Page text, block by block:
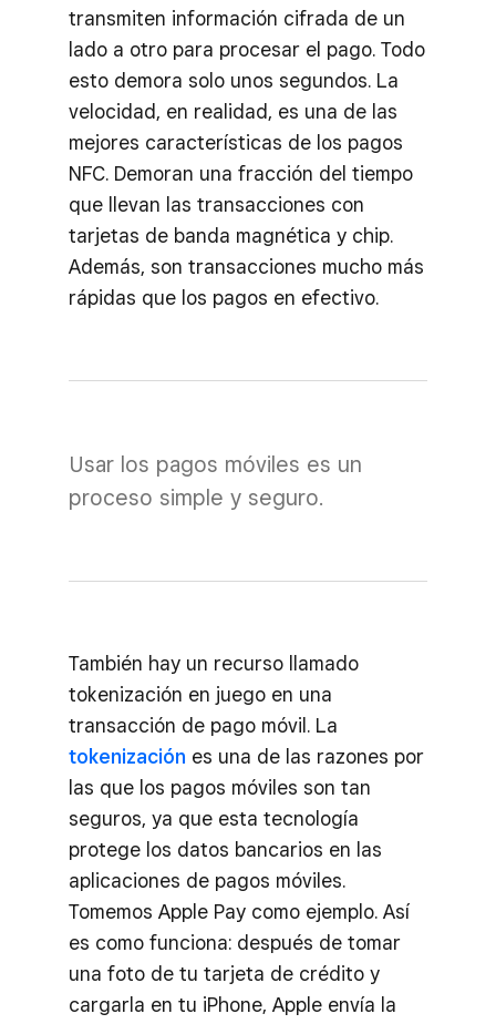
transmiten información cifrada de un
lado a otro para procesar el pago. Todo
esto demora solo unos segundos. La
velocidad, en realidad, es una de las
mejores características de los pagos
NFC. Demoran una fracción del tiempo
que llevan las transacciones con
tarjetas de banda magnética y chip.
Además, son transacciones mucho más
rápidas que los pagos en efectivo.
Usar los pagos móviles es un
proceso simple y seguro.
También hay un recurso llamado
tokenización en juego en una
transacción de pago móvil. La
tokenización es una de las razones por
las que los pagos móviles son tan
seguros, ya que esta tecnología
protege los datos bancarios en las
aplicaciones de pagos móviles.
Tomemos Apple Pay como ejemplo. Así
es como funciona: después de tomar
una foto de tu tarjeta de crédito y
cargarla en tu iPhone, Apple envía la